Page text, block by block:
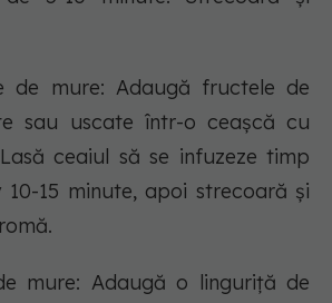
de mure: Adaugă fructele de
sau uscate într-o ceașcă cu
ceaiul să se infuzeze timp
15 minute, apoi strecoară și
mure: Adaugă o linguriță de